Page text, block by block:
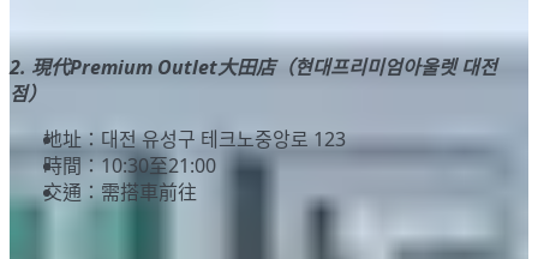
2. 現代Premium Outlet大田店（현대프리미엄아울렛 대전
점）
地址：대전 유성구 테크노중앙로 123
時間：10:30至21:00
交通：需搭車前往